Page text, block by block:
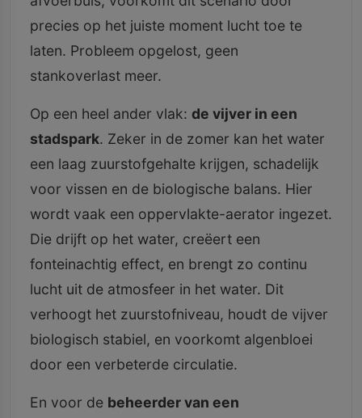
precies op het juiste moment lucht toe te
laten. Probleem opgelost, geen
stankoverlast meer.
Op een heel ander vlak: de vijver in een
stadspark. Zeker in de zomer kan het water
een laag zuurstofgehalte krijgen, schadelijk
voor vissen en de biologische balans. Hier
wordt vaak een oppervlakte-aerator ingezet.
Die drijft op het water, creëert een
fonteinachtig effect, en brengt zo continu
lucht uit de atmosfeer in het water. Dit
verhoogt het zuurstofniveau, houdt de vijver
biologisch stabiel, en voorkomt algenbloei
door een verbeterde circulatie.
En voor de beheerder van een